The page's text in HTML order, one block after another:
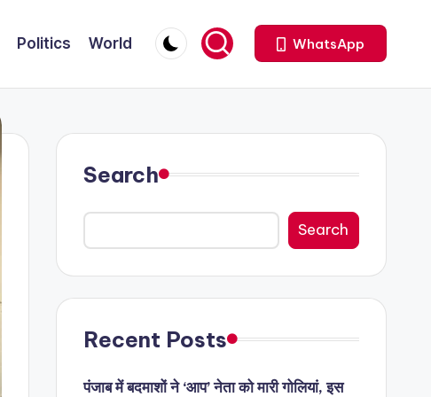
Politics World WhatsApp
Search
Search
Recent Posts
पंजाब में बदमाशों ने ‘आप’ नेता को मारी गोलियां, इस